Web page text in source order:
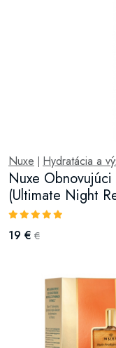
Nuxe Hydratácia a
Nuxe
(Ultimate Night
19 € €